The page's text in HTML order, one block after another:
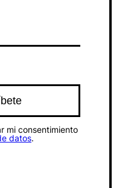
mi consentimiento
datos.